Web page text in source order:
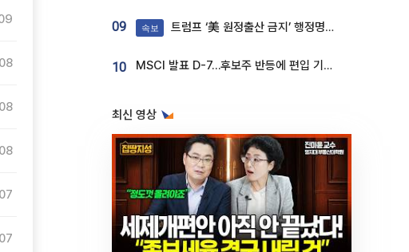
09 속보 트럼프 ‘美 원정출산 금지’ 행정명령 서명
10 MSCI 발표 D-7…후보주 반등에 편입 기대 재점화
최신 영상